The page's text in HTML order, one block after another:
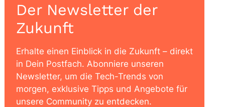
Der Newsletter der
Zukunft
Erhalte einen Einblick in die Zukunft – direkt
in Dein Postfach. Abonniere unseren
Newsletter, um die Tech-Trends von
morgen, exklusive Tipps und Angebote für
unsere Community zu entdecken.